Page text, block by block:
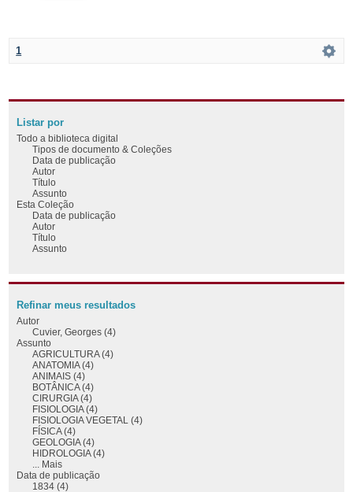
1
Listar por
Todo a biblioteca digital
Tipos de documento & Coleções
Data de publicação
Autor
Título
Assunto
Esta Coleção
Data de publicação
Autor
Título
Assunto
Refinar meus resultados
Autor
Cuvier, Georges (4)
Assunto
AGRICULTURA (4)
ANATOMIA (4)
ANIMAIS (4)
BOTÂNICA (4)
CIRURGIA (4)
FISIOLOGIA (4)
FISIOLOGIA VEGETAL (4)
FÍSICA (4)
GEOLOGIA (4)
HIDROLOGIA (4)
... Mais
Data de publicação
1834 (4)